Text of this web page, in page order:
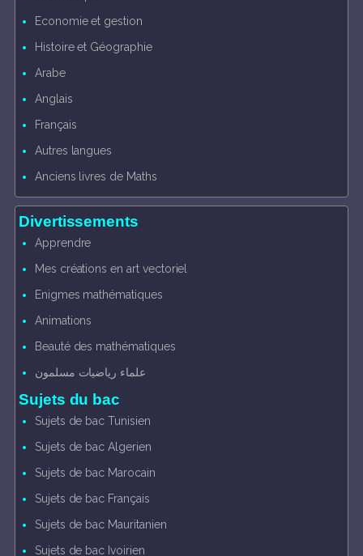
Economie et gestion
Histoire et Géographie
Arabe
Anglais
Français
Autres langues
Anciens livres de Maths
Divertissements
Apprendre
Mes créations en art vectoriel
Enigmes mathématiques
Animations
Beauté des mathématiques
علماء رياضيات مسلمون
Sujets du bac
Sujets de bac Tunisien
Sujets de bac Algerien
Sujets de bac Marocain
Sujets de bac Français
Sujets de bac Mauritanien
Sujets de bac Ivoirien